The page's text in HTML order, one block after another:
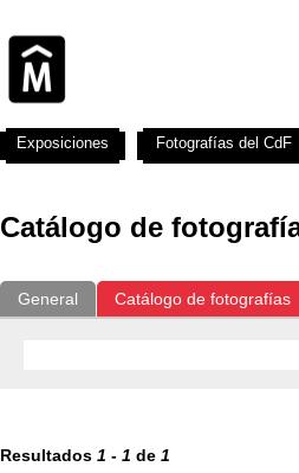
Catálogo de
General Catálogo de fotografías
Resultados 1 - 1 de 1
Exposiciones Fotografías del CdF